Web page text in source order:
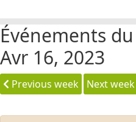
Événements
Avr 16, 2023
Previous week Next week